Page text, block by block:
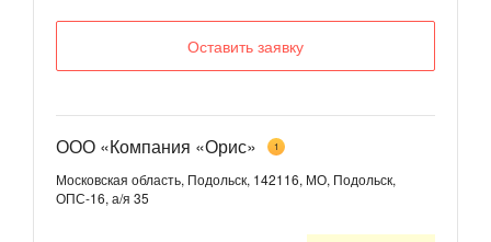
Оставить заявку
ООО «Компания «Орис» 1
Московская область, Подольск, 142116, МО, Подольск,
ОПС-16, а/я 35